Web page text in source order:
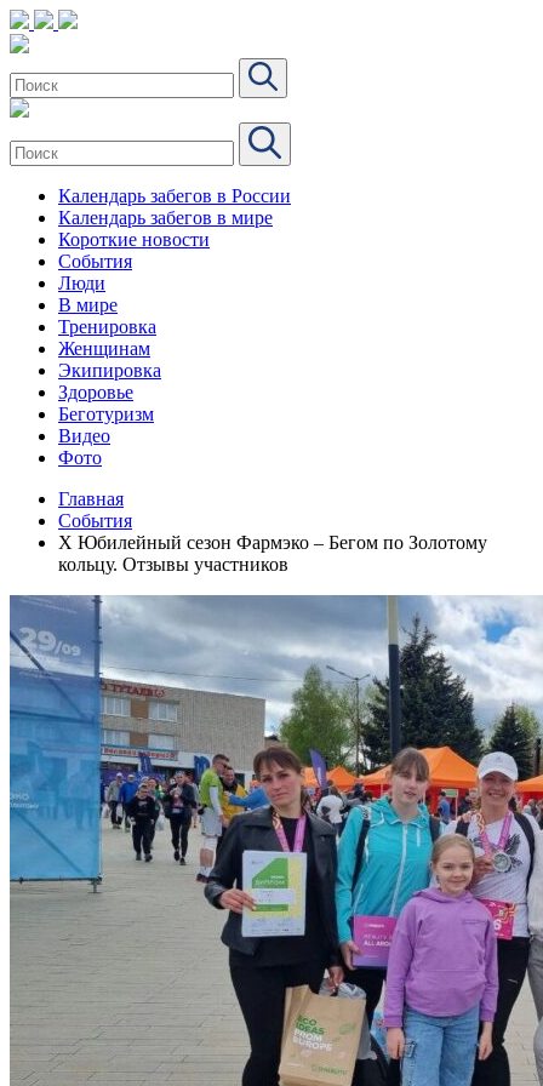
Календарь забегов в России
Календарь забегов в мире
Короткие новости
События
Люди
В мире
Тренировка
Женщинам
Экипировка
Здоровье
Беготуризм
Видео
Фото
Главная
События
Х Юбилейный сезон Фармэко – Бегом по Золотому
кольцу. Отзывы участников